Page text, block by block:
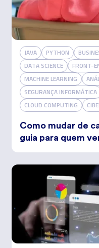
JAVA PYTHON
DATA SCIENCE
FRONT-
MACHINE LEARNING
SEGURANÇA INFORMÁTICA
CLOUD COMPUTING
Como mudar de
guia para quem